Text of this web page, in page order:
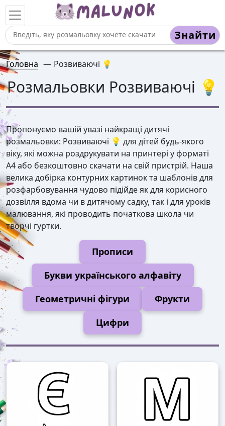
Знайти
Головна — Розвиваючі 💡
Розмальовки Розвиваючі 💡
Пропонуємо вашій увазі найкращі дитячі
розмальовки: Розвиваючі 💡 для дітей будь-якого
віку, які можна роздрукувати на принтері у форматі
А4 або безкоштовно скачати на свій пристрій. Наша
велика добірка контурних картинок та шаблонів для
розфарбовування чудово підійде як для корисного
дозвілля вдома чи в дитячому садку, так і для уроків
малювання, які проводить початкова школа чи
творчі гуртки.
Прописи
Букви українського алфавіту
Геометричні фігури
Фрукти
Цифри